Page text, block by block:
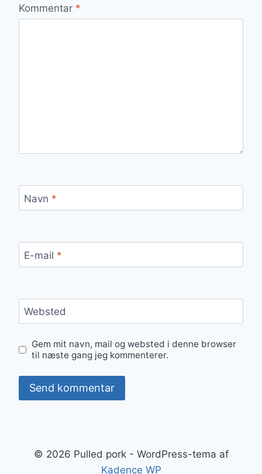
Kommentar *
Navn *
E-mail *
Websted
Gem mit navn, mail og websted i denne browser
til næste gang jeg kommenterer.
© 2026 Pulled pork - WordPress-tema af
Kadence WP